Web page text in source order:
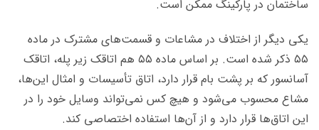
ساختمان در پارکینگ ممکن است.
یکی دیگر از اختلاف در مشاعات و قسمت‌های مشترک در ماده
۵۵ ذکر شده است. بر اساس ماده ۵۵ هم اتاقک زیر پله، اتاقک
آسانسور که بر پشت بام قرار دارد، اتاق تأسیسات و امثال این‌ها،
مشاع محسوب می‌شود و هیچ کس نمی‌تواند وسایل خود را در
این اتاق‌ها قرار دارد و از آن‌ها استفاده اختصاصی کند.